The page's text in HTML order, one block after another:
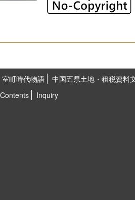
町時代物語
中国五県土地・租税資料
Inquiry